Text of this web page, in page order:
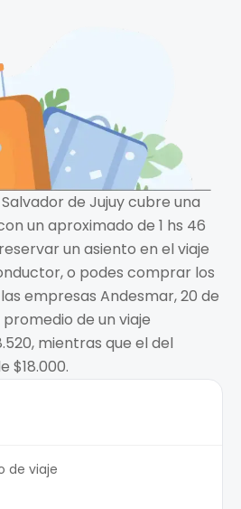
de Jujuy cubre una
un aproximado de 1 hs 46
un asiento en el viaje
o podes comprar los
empresas Andesmar, 20 de
promedio de un viaje
mientras que el del
$18.000.
de viaje